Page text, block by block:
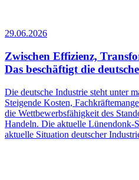
29.06.2026
Zwischen Effizienz,
Das beschäftigt die
Die deutsche Industrie steht unter
Steigende Kosten,
die Wettbewerbsfähigkeit des
Handeln. Die aktuelle Lünendonk-
aktuelle Situation deutscher